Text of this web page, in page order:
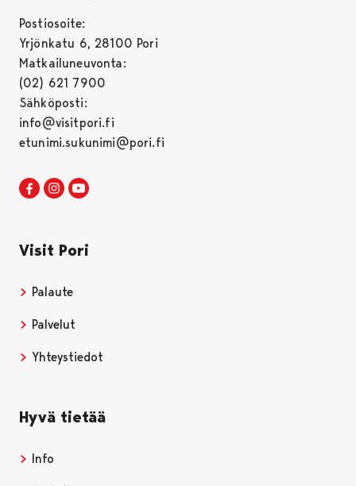
Postiosoite:
Yrjönkatu 6, 28100 Pori
Matkailuneuvonta:
(02) 621 7900
Sähköposti:
info@visitpori.fi
etunimi.sukunimi@pori.fi
Visit Pori Facebookissa
Avautuu uudessa välilehdessä
Visit Pori Instagrammissa
Avautuu uudessa välilehdessä
Visit Pori
Palaute
Palvelut
Yhteystiedot
Hyvä tietää
Info